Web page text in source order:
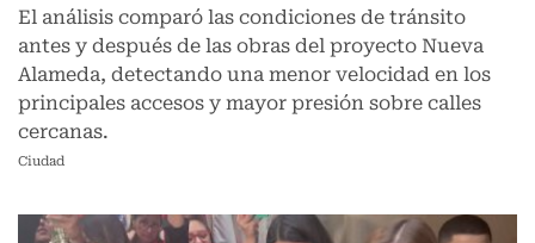
El análisis comparó las condiciones de tránsito
antes y después de las obras del proyecto Nueva
Alameda, detectando una menor velocidad en los
principales accesos y mayor presión sobre calles
cercanas.
Ciudad